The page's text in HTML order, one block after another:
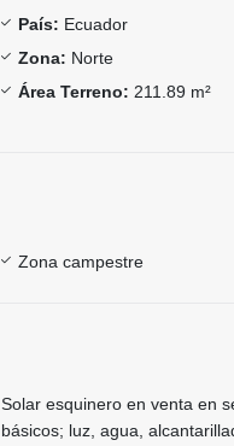
País: Ecuador
Zona: Norte
Área Terreno: 211.89 m²
Zona campestre
Solar esquinero en venta en
básicos; luz, agua,